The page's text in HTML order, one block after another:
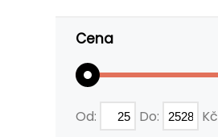
Cena
Od: Do: Kč